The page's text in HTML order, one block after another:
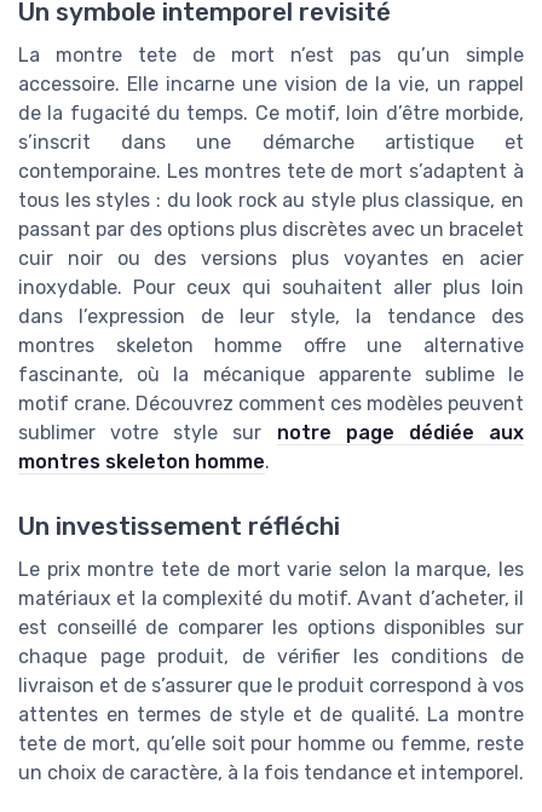
Un symbole intemporel revisité
La montre tete de mort n’est pas qu’un simple
accessoire. Elle incarne une vision de la vie, un rappel
de la fugacité du temps. Ce motif, loin d’être morbide,
s’inscrit dans une démarche artistique et
contemporaine. Les montres tete de mort s’adaptent à
tous les styles : du look rock au style plus classique, en
passant par des options plus discrètes avec un bracelet
cuir noir ou des versions plus voyantes en acier
inoxydable. Pour ceux qui souhaitent aller plus loin
dans l’expression de leur style, la tendance des
montres skeleton homme offre une alternative
fascinante, où la mécanique apparente sublime le
motif crane. Découvrez comment ces modèles peuvent
sublimer votre style sur notre page dédiée aux
montres skeleton homme.
Un investissement réfléchi
Le prix montre tete de mort varie selon la marque, les
matériaux et la complexité du motif. Avant d’acheter, il
est conseillé de comparer les options disponibles sur
chaque page produit, de vérifier les conditions de
livraison et de s’assurer que le produit correspond à vos
attentes en termes de style et de qualité. La montre
tete de mort, qu’elle soit pour homme ou femme, reste
un choix de caractère, à la fois tendance et intemporel.